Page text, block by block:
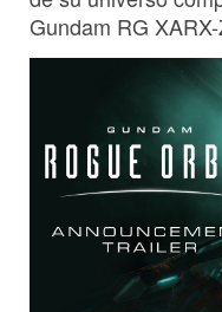
Gundam RG